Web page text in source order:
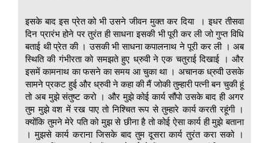
इसके बाद इस प्रेत को भी उसने जीवन मुक्त कर दिया । इधर तीसवा
दिन प्रारंभ होने पर तुरंत ही साधना इसकी भी पूरी कर ली जो गुप्त विधि
बताई थी प्रेत की । उसकी भी साधना कपालनाथ ने पूरी कर ली । अब
स्थिति की गंभीरता को समझते हुए ध्रुवी ने एक चतुराई दिखाई । और
इसमें कामनाथ का फसने का समय आ चुका था । अचानक ध्रुवी उसके
सामने प्रकट हुई और ध्रुवी ने कहा की मैं जोकी तुम्हारी पत्नी बन चुकी हूं
तो अब मुझे संतुष्ट करो । और मुझे कोई कार्य सौंपो उसके बाद ही अगर
तुम मुझे वश में रख पाए तो निश्चित रूप से तुम्हारे कार्य करती रहूंगी ।
क्योंकि तुमने मेरे पति को मुझ से छीना है तो कोई ऐसा कार्य ही मुझे बताना
। मुझसे कार्य कराना जिसके बाद तुम दूसरा कार्य तुरंत करा सको ।